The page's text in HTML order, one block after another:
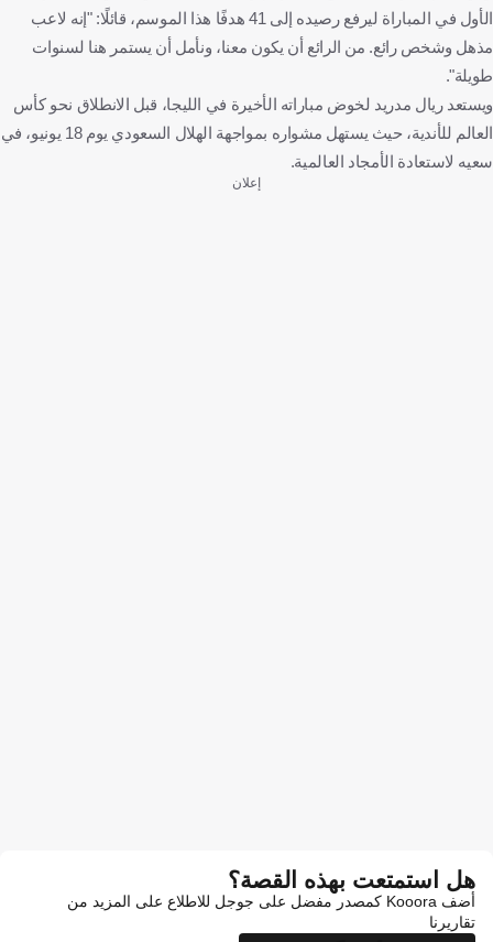
الأول في المباراة ليرفع رصيده إلى 41 هدفًا هذا الموسم، قائلًا: "إنه لاعب
مذهل وشخص رائع. من الرائع أن يكون معنا، ونأمل أن يستمر هنا لسنوات
طويلة".
ويستعد ريال مدريد لخوض مباراته الأخيرة في الليجا، قبل الانطلاق نحو كأس
العالم للأندية، حيث يستهل مشواره بمواجهة الهلال السعودي يوم 18 يونيو، في
سعيه لاستعادة الأمجاد العالمية.
إعلان
هل استمتعت بهذه القصة؟
أضف Kooora كمصدر مفضل على جوجل للاطلاع على المزيد من
تقاريرنا